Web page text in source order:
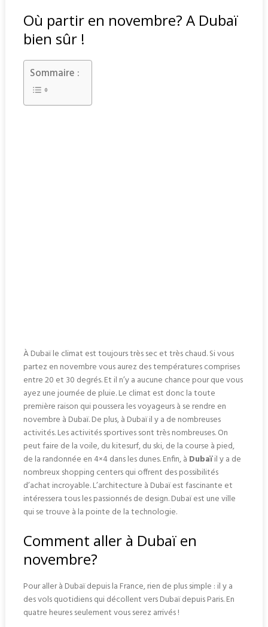
Où partir en novembre? A Dubaï
bien sûr !
Sommaire :
À Dubaï le climat est toujours très sec et très chaud. Si vous
partez en novembre vous aurez des températures comprises
entre 20 et 30 degrés. Et il n’y a aucune chance pour que vous
ayez une journée de pluie. Le climat est donc la toute
première raison qui poussera les voyageurs à se rendre en
novembre à Dubaï. De plus, à Dubaï il y a de nombreuses
activités. Les activités sportives sont très nombreuses. On
peut faire de la voile, du kitesurf, du ski, de la course à pied,
de la randonnée en 4×4 dans les dunes. Enfin, à Dubaïil y a de
nombreux shopping centers qui offrent des possibilités
d’achat incroyable. L’architecture à Dubaï est fascinante et
intéressera tous les passionnés de design. Dubaï est une ville
qui se trouve à la pointe de la technologie.
Comment aller à Dubaï en
novembre?
Pour aller à Dubaï depuis la France, rien de plus simple : il y a
des vols quotidiens qui décollent vers Dubaï depuis Paris. En
quatre heures seulement vous serez arrivés !